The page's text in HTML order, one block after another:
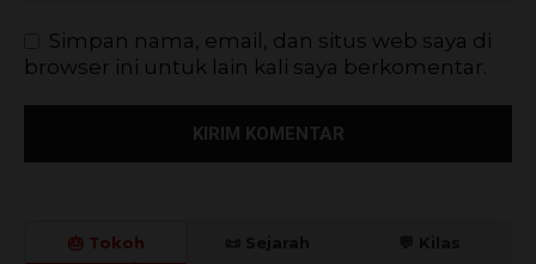
Simpan nama, email, dan situs web saya di
browser ini untuk lain kali saya berkomentar.
🎂 Tokoh